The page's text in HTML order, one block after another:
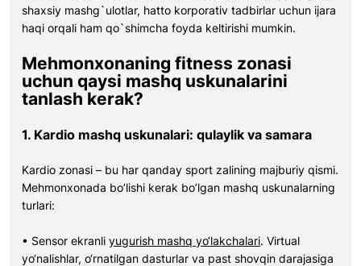
shaxsiy mashg`ulotlar, hatto korporativ tadbirlar uchun ijara
haqi orqali ham qo`shimcha foyda keltirishi mumkin.
Mehmonxonaning fitness zonasi
uchun qaysi mashq uskunalarini
tanlash kerak?
1. Kardio mashq uskunalari: qulaylik va samara
Kardio zonasi – bu har qanday sport zalining majburiy qismi.
Mehmonxonada bo’lishi kerak bo’lgan mashq uskunalarning
turlari:
• Sensor ekranli yugurish mashq yo‘lakchalari. Virtual
yo‘nalishlar, o‘rnatilgan dasturlar va past shovqin darajasiga